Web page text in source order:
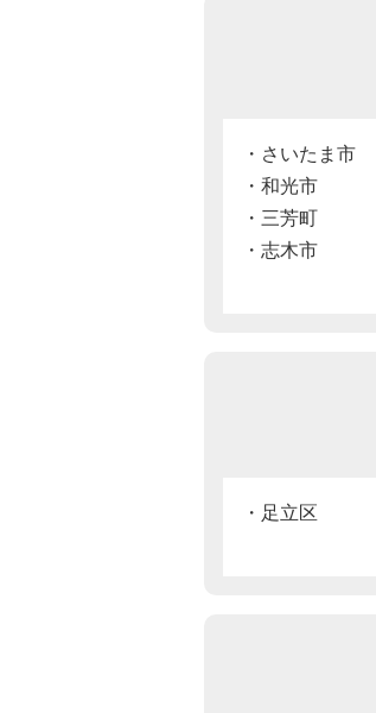
さいたま市
和光市
三芳町
志木市
足立区